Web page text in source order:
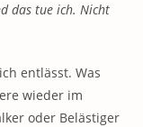
das tue ich. Nicht
entlässt. Was
wieder im
oder Belästiger